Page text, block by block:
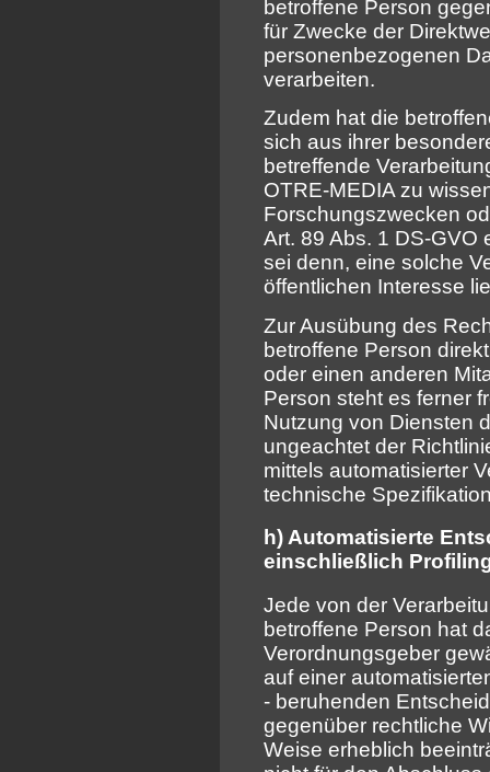
betroffene Person
für Zwecke der
personenbezogenen
verarbeiten.
Zudem hat die
sich aus ihrer
betreffende
OTRE-MEDIA zu
Forschungszwecken
Art. 89 Abs. 1 DS-GVO
sei denn, eine solche
öffentlichen Interesse
Zur Ausübung des
betroffene Person
oder einen anderen
Person steht es ferner
Nutzung von Diensten
ungeachtet der
mittels automatisierter
technische
h) Automatisierte
einschließlich
Jede von der
betroffene Person hat
Verordnungsgeber
auf einer
- beruhenden
gegenüber rechtliche
Weise erheblich